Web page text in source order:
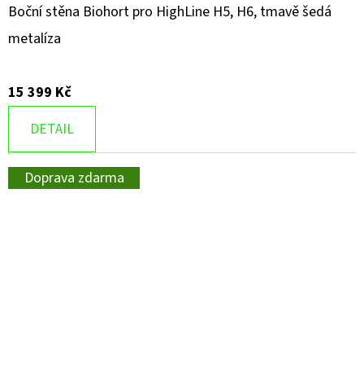
Boční stěna Biohort pro HighLine H5, H6, tmavě šedá
metalíza
15 399 Kč
DETAIL
Doprava zdarma